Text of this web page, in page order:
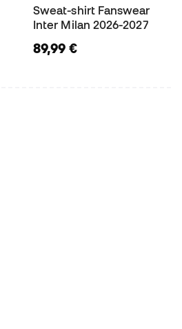
Sweat-shirt Fanswear
Inter Milan 2026-2027
89,99 €